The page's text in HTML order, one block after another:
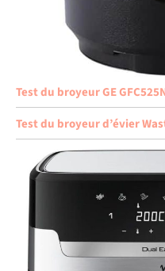
Test du broyeur GE
Test du broyeur d’évier